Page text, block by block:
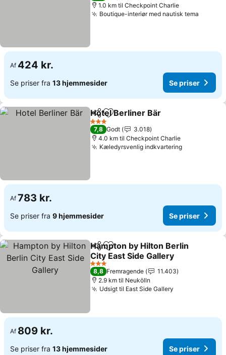
1.0 km til Checkpoint Charlie
Boutique-interiør med nautisk tema
Af 424 kr.
Se priser fra 13 hjemmesider Se priser
Del Føj til favoritter
Hotel Berliner Bär
3 Stjerner
7,8 Godt
3.018
4.0 km til Checkpoint Charlie
Kæledyrsvenlig indkvartering
Af 783 kr.
Se priser fra 9 hjemmesider Se priser
Del Føj til favoritter
Hampton by Hilton Berlin
City East Side Gallery
3 Stjerner
8,8 Fremragende
11.403
2.9 km til Neukölln
Udsigt til East Side Gallery
Af 809 kr.
Se priser fra 13 hjemmesider Se priser